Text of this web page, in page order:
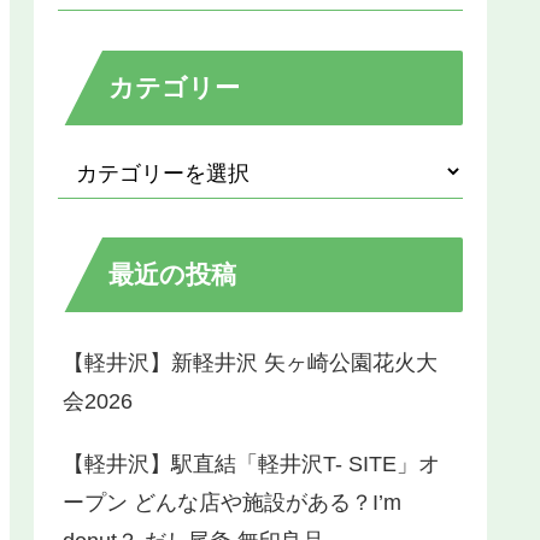
カテゴリー
最近の投稿
【軽井沢】新軽井沢 矢ヶ崎公園花火大
会2026
【軽井沢】駅直結「軽井沢T- SITE」オ
ープン どんな店や施設がある？I’m